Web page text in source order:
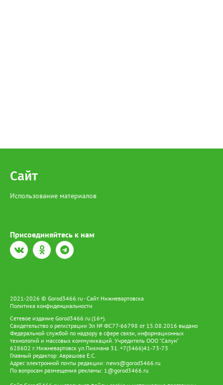
Сайт
Использование материалов
Присоединяйтесь к нам
2021-2026 © Gorod3466.ru - Сайт Нижневартовска
Политика конфиденциальности
Сетевое издание Gorod3466.ru (16+).
Свидетельство о регистрации Эл № ФС77-66798 от 15.08.2016 выдано
Федеральной службой по надзору в сфере связи, информационных
технологий и массовых коммуникаций. Учредитель ООО "Салун"
628602 г. Нижневартовск ул.Пикмана 31. +7(3466)41-73-73
Главный редактор: Аврашова Е.С.
Адрес электронной почты редакции: news@gorod3466.ru
По вопросам размещения рекламы: 1@gorod3466.ru